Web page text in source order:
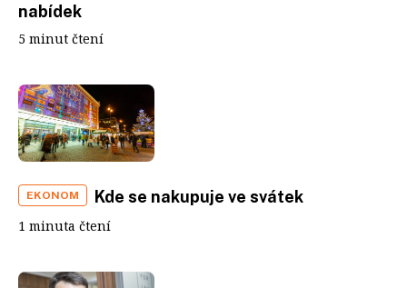
nabídek
5 minut čtení
EKONOM Kde se nakupuje ve svátek
1 minuta čtení